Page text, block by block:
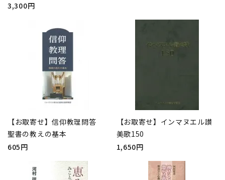
3,300円
【お取寄せ】信仰教理問答
聖書の教えの基本
605円
【お取寄せ】インマヌエル讃
美歌150
1,650円